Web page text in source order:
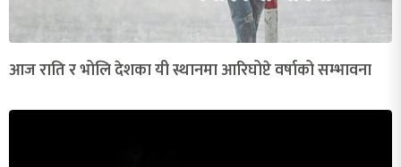
आज राति र भोलि देशका यी स्थानमा आरिघोप्टे वर्षाको सम्भावना